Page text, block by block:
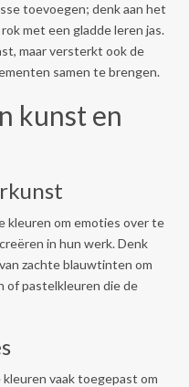
toevoegen; denk aan het
met een gladde leren jas.
maar versterkt ook de
samen te brengen.
kunst en
kleuren om emoties over te
in hun werk. Denk
zachte blauwtinten om
of pastelkleuren die de
vaak toegepast om